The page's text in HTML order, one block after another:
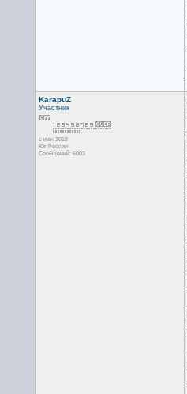
KarapuZ
Участник
с июн 2013
Юг России
Сообщений: 6003